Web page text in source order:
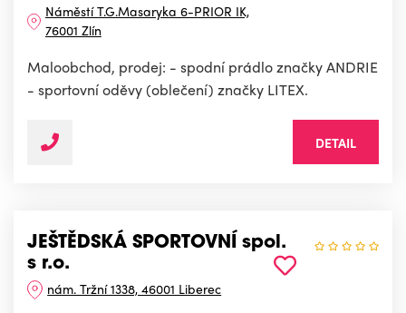
Náměstí T.G.Masaryka 6-PRIOR IK,
76001 Zlín
Maloobchod, prodej: - spodní prádlo značky ANDRIE
- sportovní oděvy (oblečení) značky LITEX.
DETAIL
JEŠTĚDSKÁ SPORTOVNÍ spol.
s r.o.
nám. Tržní 1338, 46001 Liberec